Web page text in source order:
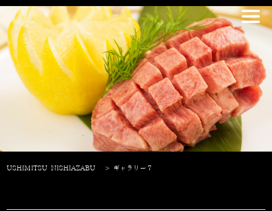
USHIMITSU NISHIAZABU > ギャラリー７